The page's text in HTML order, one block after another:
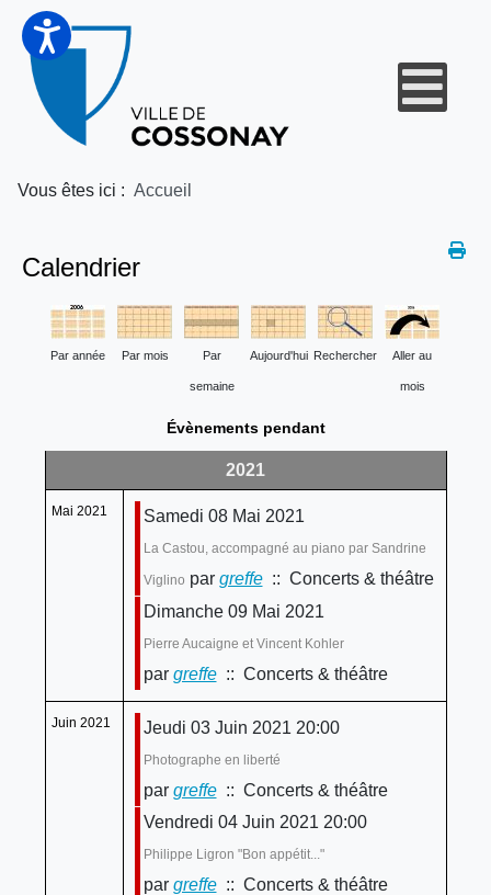
Vous êtes ici : Accueil
Calendrier
Par année Par mois Par
semaine
Aujourd'hui Rechercher Aller au
mois
Évènements pendant
2021
Mai 2021 Samedi 08 Mai 2021
La Castou, accompagné au piano par Sandrine
Viglino par greffe:: Concerts & théâtre
Dimanche 09 Mai 2021
Pierre Aucaigne et Vincent Kohler
par greffe:: Concerts & théâtre
Juin 2021 Jeudi 03 Juin 2021 20:00
Photographe en liberté
par greffe:: Concerts & théâtre
Vendredi 04 Juin 2021 20:00
Philippe Ligron "Bon appétit..."
par greffe:: Concerts & théâtre